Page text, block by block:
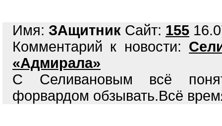
Имя: ЗАщитник Сайт: 155
Комментарий к новости:
«Адмирала»
С Селивановым всё
форвардом обзывать.Всё